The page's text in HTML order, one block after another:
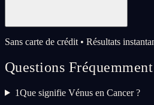
Sans carte de crédit • Résultats
Questions Fréquemment
1Que signifie Vénus en Cancer ?